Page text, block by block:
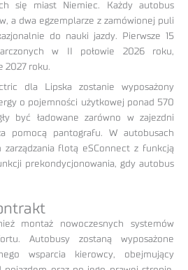
się miast Niemiec. Każdy autobus
a dwa egzemplarze z zamówionej puli
do nauki jazdy. Pierwsze 15
w II połowie 2026 roku,
2027 roku.
dla Lipska zostanie wyposażony
o pojemności użytkowej ponad 570
być ładowane zarówno w zajezdni
pomocą pantografu. W autobusach
zarządzania flotą eSConnect z funkcją
prekondycjonowania, gdy autobus
montaż nowoczesnych systemów
Autobusy zostaną wyposażone
wsparcia kierowcy, obejmujący